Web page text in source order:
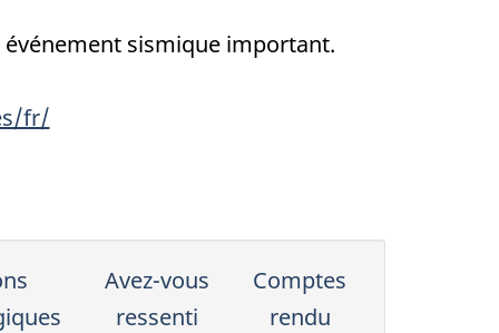
sismique important.
fr/
Avez-vous
ressenti
Comptes
rendu